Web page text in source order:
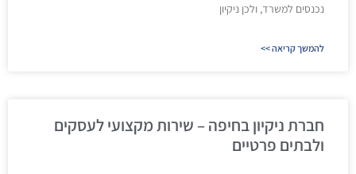
נכנסים למשרד, ולכן ניקיון
להמשך קריאה >>
חברת ניקיון בחיפה – שירות מקצועי לעסקים
ולבתים פרטיים